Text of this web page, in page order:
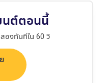
นต์ตอนนี้
องทันทีใน 60 วิ